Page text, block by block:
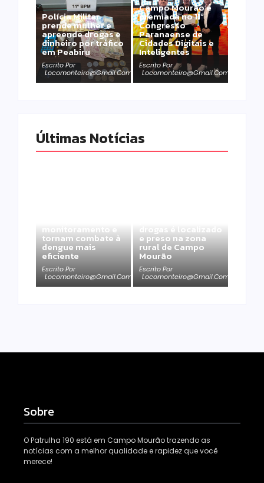
Polícia Militar
prende mulher e
apreende drogas e
dinheiro por tráfico
em Peabiru
Escrito Por
Locomonteiro@gmail.com
Campo Mourão é
premiada no 11º
Congresso
Paranaense de
Cidades Digitais e
Inteligentes
Escrito Por
Locomonteiro@gmail.com
Últimas Notícias
monitoramento e
tornam combate à
dengue mais
eficiente
Escrito Por
Locomonteiro@gmail.com
drogas é localizado
e preso na zona
rural de Campo
Mourão
Escrito Por
Locomonteiro@gmail.com
Sobre
O Patrulha 190 está em Campo Mourão trazendo as
notícias com a melhor qualidade e rapidez que você
merece!